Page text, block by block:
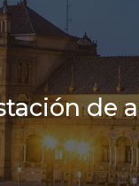
de